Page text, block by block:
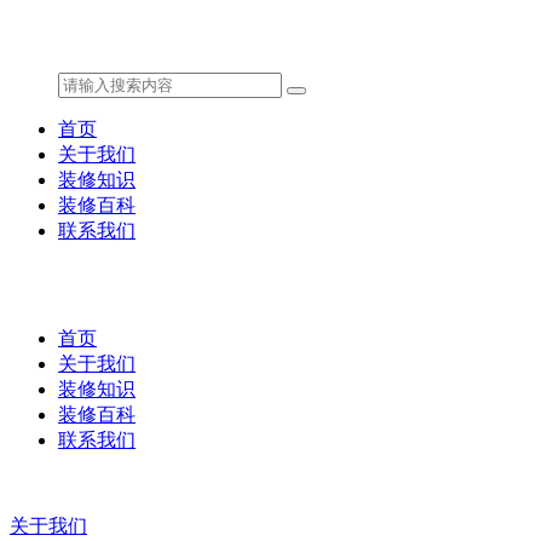
首页
关于我们
装修知识
装修百科
联系我们
首页
关于我们
装修知识
装修百科
联系我们
关于我们